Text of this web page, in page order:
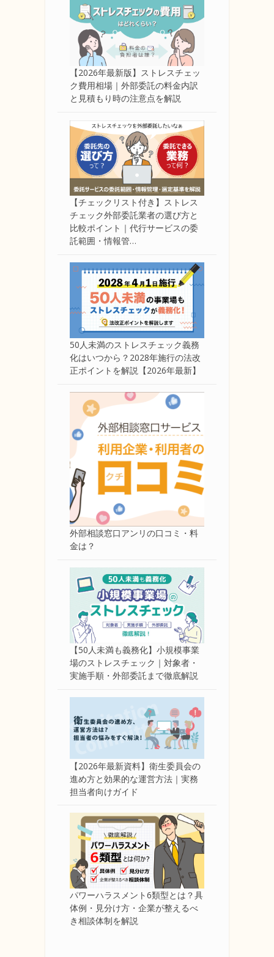
【2026年最新版】ストレスチェッ
ク費用相場｜外部委託の料金内訳
と見積もり時の注意点を解説
【チェックリスト付き】ストレス
チェック外部委託業者の選び方と
比較ポイント｜代行サービスの委
託範囲・情報管…
50人未満のストレスチェック義務
化はいつから？2028年施行の法改
正ポイントを解説【2026年最新】
外部相談窓口アンリの口コミ・料
金は？
【50人未満も義務化】小規模事業
場のストレスチェック｜対象者・
実施手順・外部委託まで徹底解説
【2026年最新資料】衛生委員会の
進め方と効果的な運営方法｜実務
担当者向けガイド
パワーハラスメント6類型とは？具
体例・見分け方・企業が整えるべ
き相談体制を解説